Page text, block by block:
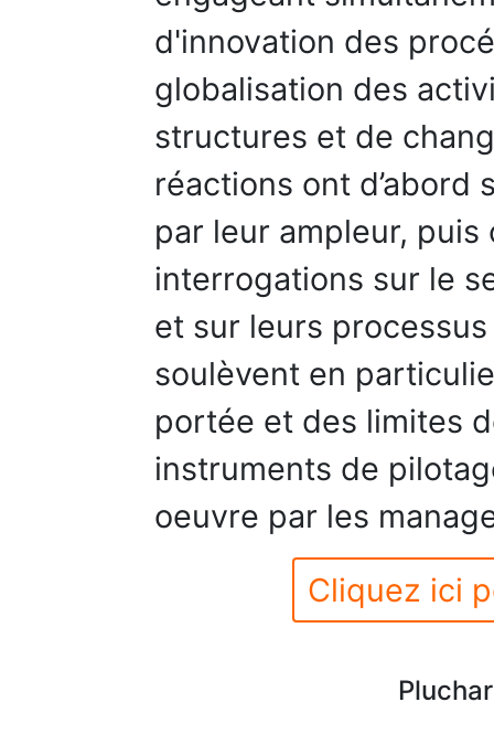
d'innovation des
globalisation des
structures et de
réactions ont
par leur ampleur,
interrogations sur le
et sur leurs
soulèvent en
portée et des limites
instruments de
oeuvre par les
Cliquez ici